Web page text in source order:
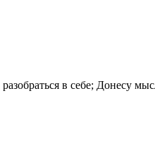
в себе; Донесу